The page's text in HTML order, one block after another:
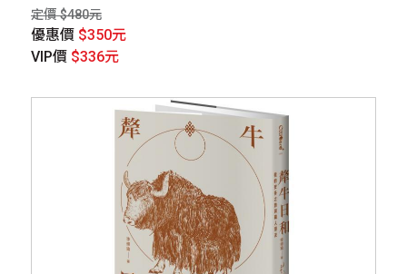
定價 $480元
優惠價 $350元
VIP價 $336元